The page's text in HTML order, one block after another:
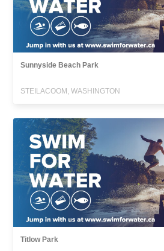
Sunnyside Beach Park
STEILACOOM, WASHINGTON
Titlow Park